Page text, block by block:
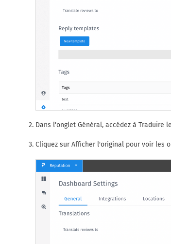
Dans l'onglet Général, accédez à Traduire
Cliquez sur Afficher l'original pour voir les